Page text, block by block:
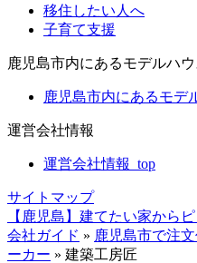
移住したい人へ
子育て支援
鹿児島市内にあるモデルハ
鹿児島市内にあるモデ
運営会社情報
運営会社情報_top
サイトマップ
【鹿児島】建てたい家から
会社ガイド » 鹿児島市で注
ーカー » 建築工房匠